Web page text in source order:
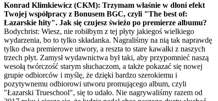
Konrad Klimkiewicz (CKM): Trzymam właśnie w dłoni efekt
Twojej współpracy z Bonusem BGC, czyli "The best of:
Łazarskie hity". Jak się czujesz świeżo po premierze albumu?
Bodychrist: Wiesz, nie robiłbym z tej płyty jakiegoś wielkiego
wydarzenia, bo to tylko składanka. Nagraliśmy na nią tak naprawdę
tylko dwa premierowe utwory, a reszta to stare kawałki z naszych
trzech płyt. Zamysł wydawnictwa był taki, aby przypomnieć naszą
wesołą twórczość starym słuchaczom, a także pokazać się nowej
grupie odbiorców i myślę, że dzięki bardzo szerokiemu i
pozytywnemu odbiorowi utworu promującego album, czyli
"Łazarski Trueschool", się to udało. Nie nagrywaliśmy razem od